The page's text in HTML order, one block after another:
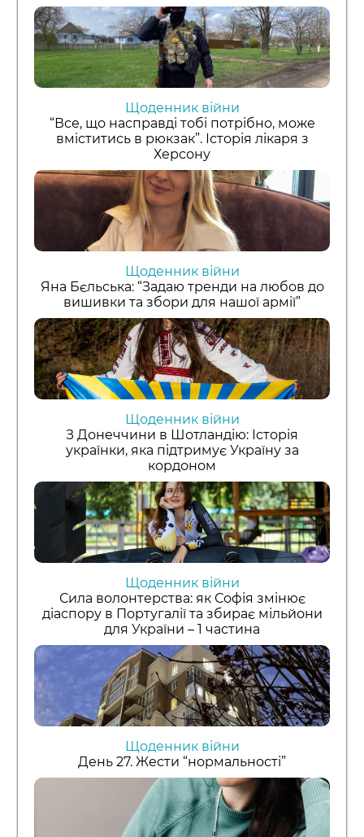
Щоденник війни
“Все, що насправді тобі потрібно, може
вміститись в рюкзак”. Історія лікаря з
Херсону
Щоденник війни
Яна Бєльська: “Задаю тренди на любов до
вишивки та збори для нашої армії”
Щоденник війни
З Донеччини в Шотландію: Історія
українки, яка підтримує Україну за
кордоном
Щоденник війни
Сила волонтерства: як Софія змінює
діаспору в Португалії та збирає мільйони
для України – 1 частина
Щоденник війни
День 27. Жести “нормальності”